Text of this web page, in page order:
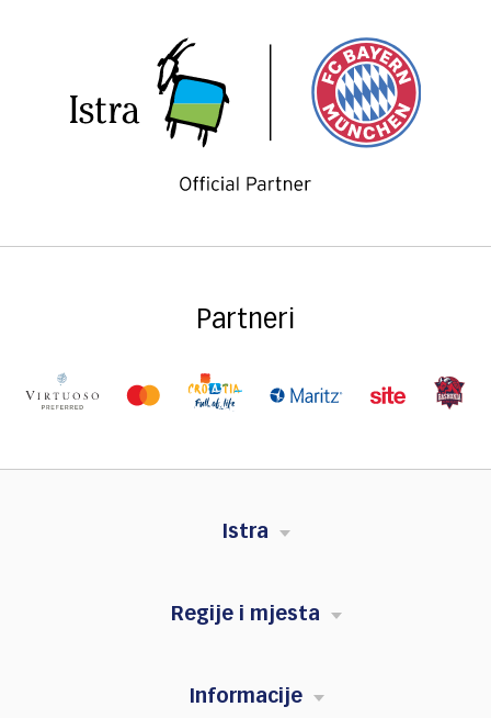
Partneri
Istra
Regije i mjesta
Informacije